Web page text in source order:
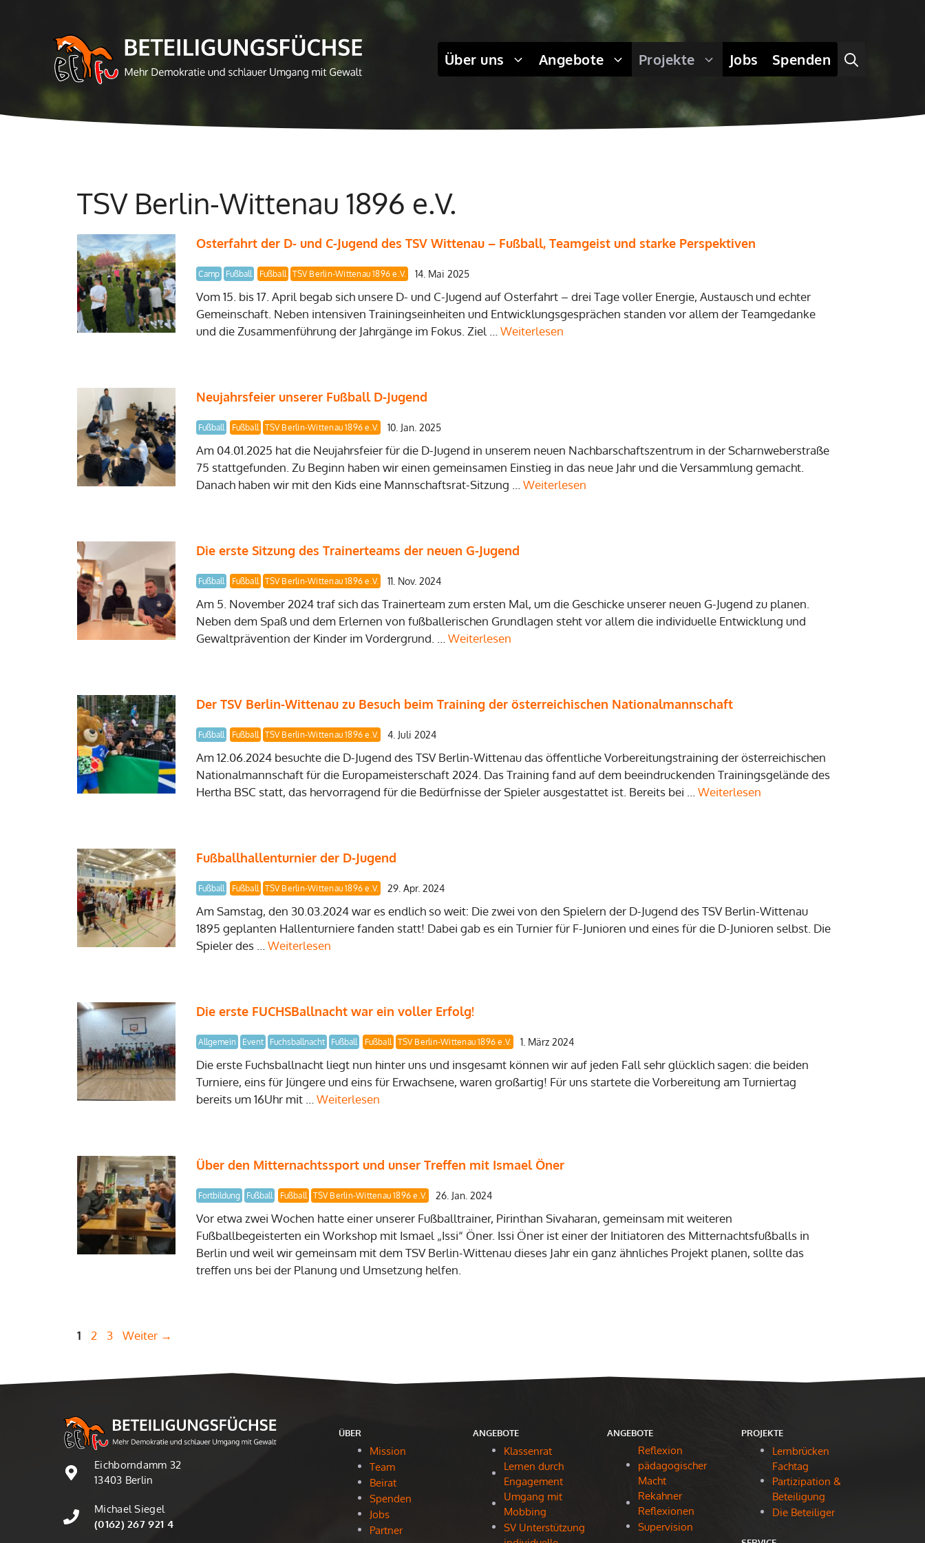
Über uns Angebote Projekte Jobs Spenden
TSV Berlin-Wittenau 1896 e.V.
Osterfahrt der D- und C-Jugend des TSV Wittenau – Fußball, Teamgeist und starke Perspektiven
Camp Fußball Fußball TSV Berlin-Wittenau 1896 e.V. 14. Mai 2025
Vom 15. bis 17. April begab sich unsere D- und C-Jugend auf Osterfahrt – drei Tage voller Energie, Austausch und echter
Gemeinschaft. Neben intensiven Trainingseinheiten und Entwicklungsgesprächen standen vor allem der Teamgedanke
und die Zusammenführung der Jahrgänge im Fokus. Ziel … Weiterlesen
Neujahrsfeier unserer Fußball D-Jugend
Fußball Fußball TSV Berlin-Wittenau 1896 e.V. 10. Jan. 2025
Am 04.01.2025 hat die Neujahrsfeier für die D-Jugend in unserem neuen Nachbarschaftszentrum in der Scharnweberstraße
75 stattgefunden. Zu Beginn haben wir einen gemeinsamen Einstieg in das neue Jahr und die Versammlung gemacht.
Danach haben wir mit den Kids eine Mannschaftsrat-Sitzung … Weiterlesen
Die erste Sitzung des Trainerteams der neuen G-Jugend
Fußball Fußball TSV Berlin-Wittenau 1896 e.V. 11. Nov. 2024
Am 5. November 2024 traf sich das Trainerteam zum ersten Mal, um die Geschicke unserer neuen G-Jugend zu planen.
Neben dem Spaß und dem Erlernen von fußballerischen Grundlagen steht vor allem die individuelle Entwicklung und
Gewaltprävention der Kinder im Vordergrund. … Weiterlesen
Der TSV Berlin-Wittenau zu Besuch beim Training der österreichischen Nationalmannschaft
Fußball Fußball TSV Berlin-Wittenau 1896 e.V. 4. Juli 2024
Am 12.06.2024 besuchte die D-Jugend des TSV Berlin-Wittenau das öffentliche Vorbereitungstraining der österreichischen
Nationalmannschaft für die Europameisterschaft 2024. Das Training fand auf dem beeindruckenden Trainingsgelände des
Hertha BSC statt, das hervorragend für die Bedürfnisse der Spieler ausgestattet ist. Bereits bei … Weiterlesen
Fußballhallenturnier der D-Jugend
Fußball Fußball TSV Berlin-Wittenau 1896 e.V. 29. Apr. 2024
Am Samstag, den 30.03.2024 war es endlich so weit: Die zwei von den Spielern der D-Jugend des TSV Berlin-Wittenau
1895 geplanten Hallenturniere fanden statt! Dabei gab es ein Turnier für F-Junioren und eines für die D-Junioren selbst. Die
Spieler des … Weiterlesen
Die erste FUCHSBallnacht war ein voller Erfolg!
Allgemein Event Fuchsballnacht Fußball Fußball TSV Berlin-Wittenau 1896 e.V. 1. März 2024
Die erste Fuchsballnacht liegt nun hinter uns und insgesamt können wir auf jeden Fall sehr glücklich sagen: die beiden
Turniere, eins für Jüngere und eins für Erwachsene, waren großartig! Für uns startete die Vorbereitung am Turniertag
bereits um 16Uhr mit … Weiterlesen
Über den Mitternachtssport und unser Treffen mit Ismael Öner
Fortbildung Fußball Fußball TSV Berlin-Wittenau 1896 e.V. 26. Jan. 2024
Vor etwa zwei Wochen hatte einer unserer Fußballtrainer, Pirinthan Sivaharan, gemeinsam mit weiteren
Fußballbegeisterten ein Workshop mit Ismael „Issi“ Öner. Issi Öner ist einer der Initiatoren des Mitternachtsfußballs in
Berlin und weil wir gemeinsam mit dem TSV Berlin-Wittenau dieses Jahr ein ganz ähnliches Projekt planen, sollte das
treffen uns bei der Planung und Umsetzung helfen.
Seite
1 Seite
2 Seite
3 Weiter →
Eichborndamm 32
13403 Berlin
Michael Siegel
(0162) 267 921 4
ÜBER
Mission
Team
Beirat
Spenden
Jobs
Partner
ANGEBOTE
Klassenrat
Lernen durch
Engagement
Umgang mit
Mobbing
SV Unterstützung
ANGEBOTE
Reflexion
pädagogischer
Macht
Rekahner
Reflexionen
Supervision
PROJEKTE
Lernbrücken
Fachtag
Partizipation &
Beteiligung
Die Beteiliger